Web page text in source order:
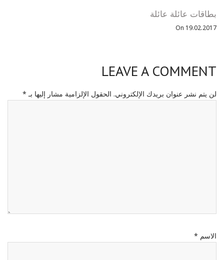
بطاقات عائلة عائلة
On 19.02.2017
LEAVE A COMMENT
لن يتم نشر عنوان بريدك الإلكتروني. الحقول الإلزامية مشار إليها بـ *
الاسم *